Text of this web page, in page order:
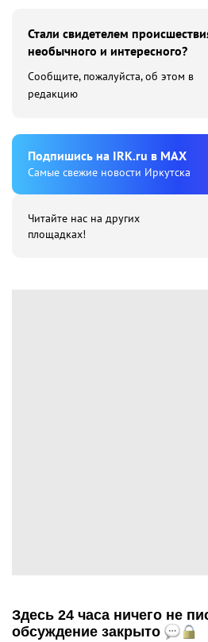
Стали свидетелем
необычного и интересного?
Сообщите, пожалуйста, об этом в
редакцию
Подпишиcь на IRK.ru в MAX
Cамые свежие новости Иркутска
Читайте нас на других
площадках!
Здесь 24 часа ничего не
обсуждение закрыто